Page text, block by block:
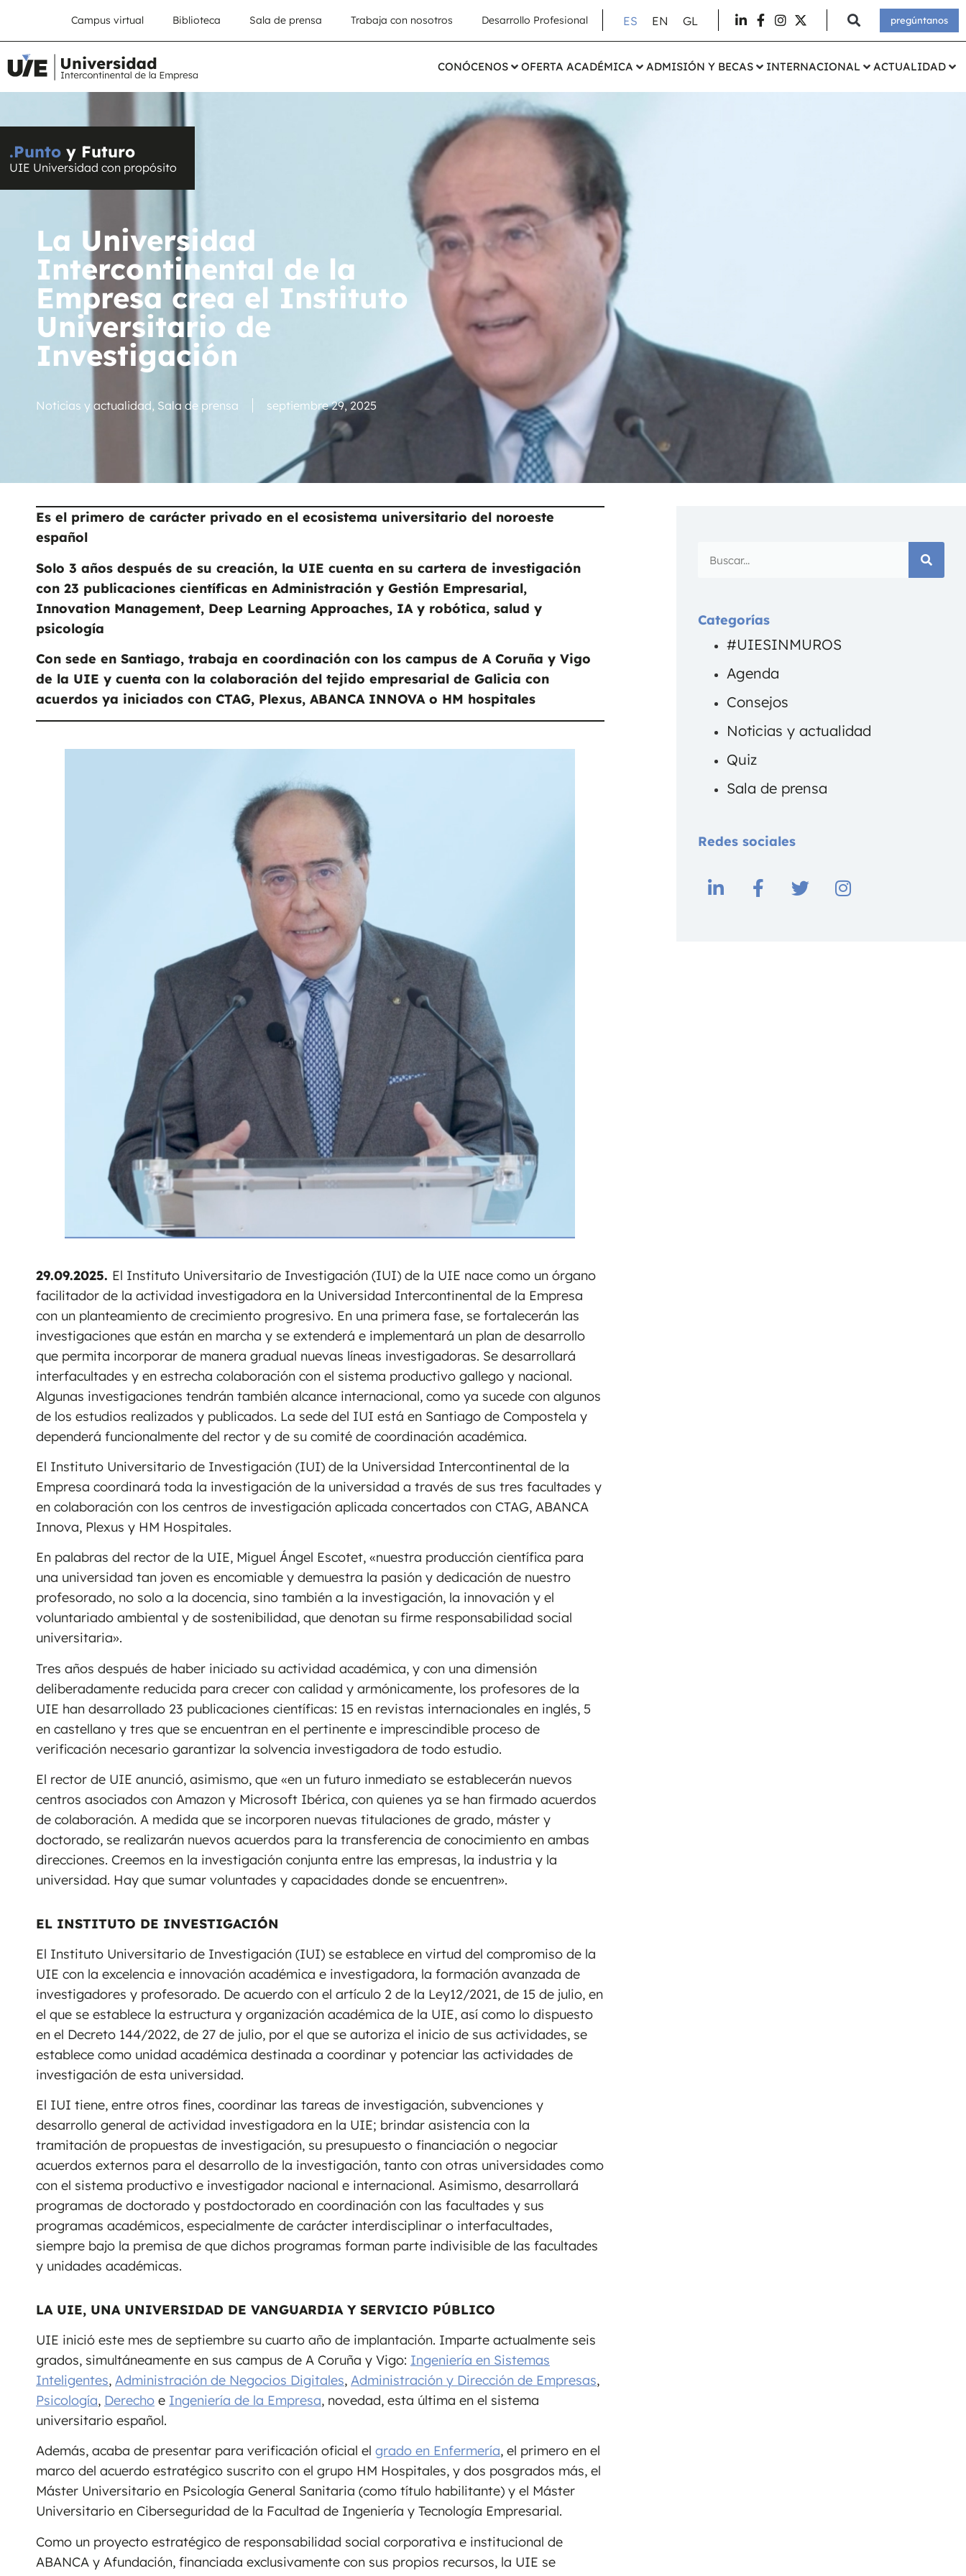
Campus virtual Biblioteca Sala de prensa Trabaja con nosotros Desarrollo Profesional ES EN GL pregúntanos
CONÓCENOS OFERTA ACADÉMICA ADMISIÓN Y BECAS INTERNACIONAL ACTUALIDAD
.Punto y Futuro
UIE Universidad con propósito
La Universidad
Intercontinental de la
Empresa crea el Instituto
Universitario de
Investigación
Noticias y actualidad, Sala de prensa septiembre 29, 2025
Es el primero de carácter privado en el ecosistema universitario del noroeste
español
Solo 3 años después de su creación, la UIE cuenta en su cartera de investigación
con 23 publicaciones científicas en Administración y Gestión Empresarial,
Innovation Management, Deep Learning Approaches, IA y robótica, salud y
psicología
Con sede en Santiago, trabaja en coordinación con los campus de A Coruña y Vigo
de la UIE y cuenta con la colaboración del tejido empresarial de Galicia con
acuerdos ya iniciados con CTAG, Plexus, ABANCA INNOVA o HM hospitales
29.09.2025. El Instituto Universitario de Investigación (IUI) de la UIE nace como un órgano
facilitador de la actividad investigadora en la Universidad Intercontinental de la Empresa
con un planteamiento de crecimiento progresivo. En una primera fase, se fortalecerán las
investigaciones que están en marcha y se extenderá e implementará un plan de desarrollo
que permita incorporar de manera gradual nuevas líneas investigadoras. Se desarrollará
interfacultades y en estrecha colaboración con el sistema productivo gallego y nacional.
Algunas investigaciones tendrán también alcance internacional, como ya sucede con algunos
de los estudios realizados y publicados. La sede del IUI está en Santiago de Compostela y
dependerá funcionalmente del rector y de su comité de coordinación académica.
El Instituto Universitario de Investigación (IUI) de la Universidad Intercontinental de la
Empresa coordinará toda la investigación de la universidad a través de sus tres facultades y
en colaboración con los centros de investigación aplicada concertados con CTAG, ABANCA
Innova, Plexus y HM Hospitales.
En palabras del rector de la UIE, Miguel Ángel Escotet, «nuestra producción científica para
una universidad tan joven es encomiable y demuestra la pasión y dedicación de nuestro
profesorado, no solo a la docencia, sino también a la investigación, la innovación y el
voluntariado ambiental y de sostenibilidad, que denotan su firme responsabilidad social
universitaria».
Tres años después de haber iniciado su actividad académica, y con una dimensión
deliberadamente reducida para crecer con calidad y armónicamente, los profesores de la
UIE han desarrollado 23 publicaciones científicas: 15 en revistas internacionales en inglés, 5
en castellano y tres que se encuentran en el pertinente e imprescindible proceso de
verificación necesario garantizar la solvencia investigadora de todo estudio.
El rector de UIE anunció, asimismo, que «en un futuro inmediato se establecerán nuevos
centros asociados con Amazon y Microsoft Ibérica, con quienes ya se han firmado acuerdos
de colaboración. A medida que se incorporen nuevas titulaciones de grado, máster y
doctorado, se realizarán nuevos acuerdos para la transferencia de conocimiento en ambas
direcciones. Creemos en la investigación conjunta entre las empresas, la industria y la
universidad. Hay que sumar voluntades y capacidades donde se encuentren».
EL INSTITUTO DE INVESTIGACIÓN
El Instituto Universitario de Investigación (IUI) se establece en virtud del compromiso de la
UIE con la excelencia e innovación académica e investigadora, la formación avanzada de
investigadores y profesorado. De acuerdo con el artículo 2 de la Ley12/2021, de 15 de julio, en
el que se establece la estructura y organización académica de la UIE, así como lo dispuesto
en el Decreto 144/2022, de 27 de julio, por el que se autoriza el inicio de sus actividades, se
establece como unidad académica destinada a coordinar y potenciar las actividades de
investigación de esta universidad.
El IUI tiene, entre otros fines, coordinar las tareas de investigación, subvenciones y
desarrollo general de actividad investigadora en la UIE; brindar asistencia con la
tramitación de propuestas de investigación, su presupuesto o financiación o negociar
acuerdos externos para el desarrollo de la investigación, tanto con otras universidades como
con el sistema productivo e investigador nacional e internacional. Asimismo, desarrollará
programas de doctorado y postdoctorado en coordinación con las facultades y sus
programas académicos, especialmente de carácter interdisciplinar o interfacultades,
siempre bajo la premisa de que dichos programas forman parte indivisible de las facultades
y unidades académicas.
LA UIE, UNA UNIVERSIDAD DE VANGUARDIA Y SERVICIO PÚBLICO
UIE inició este mes de septiembre su cuarto año de implantación. Imparte actualmente seis
grados, simultáneamente en sus campus de A Coruña y Vigo: Ingeniería en Sistemas
Inteligentes, Administración de Negocios Digitales, Administración y Dirección de Empresas,
Psicología, Derecho e Ingeniería de la Empresa, novedad, esta última en el sistema
universitario español.
Además, acaba de presentar para verificación oficial el grado en Enfermería, el primero en el
marco del acuerdo estratégico suscrito con el grupo HM Hospitales, y dos posgrados más, el
Máster Universitario en Psicología General Sanitaria (como título habilitante) y el Máster
Universitario en Ciberseguridad de la Facultad de Ingeniería y Tecnología Empresarial.
Como un proyecto estratégico de responsabilidad social corporativa e institucional de
ABANCA y Afundación, financiada exclusivamente con sus propios recursos, la UIE se
Categorías
#UIESINMUROS
Agenda
Consejos
Noticias y actualidad
Quiz
Sala de prensa
Redes sociales